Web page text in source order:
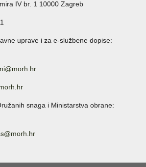
IV br. 1 10000 Zagreb
uprave i za e-službene dopise:
snaga i Ministarstva obrane: